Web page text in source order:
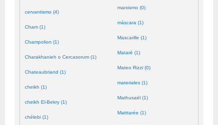
cervantismo (4)
Cham (1)
Champolion (1)
Charakhanieh o Cercasorum (1)
Chateaubriand (1)
cheikh (1)
cheikh El-Bekry (1)
chélebi (1)
marxismo (0)
máscara (1)
Mascarille (1)
Mataré (1)
Mateo Rizzi (0)
materiales (1)
Mathusaël (1)
Matttarée (1)